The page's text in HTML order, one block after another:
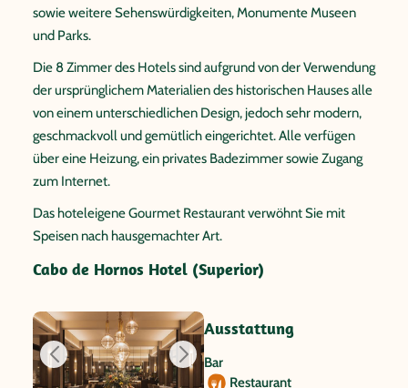
sowie weitere Sehenswürdigkeiten, Monumente Museen
und Parks.
Die 8 Zimmer des Hotels sind aufgrund von der Verwendung
der ursprünglichem Materialien des historischen Hauses alle
von einem unterschiedlichen Design, jedoch sehr modern,
geschmackvoll und gemütlich eingerichtet. Alle verfügen
über eine Heizung, ein privates Badezimmer sowie Zugang
zum Internet.
Das hoteleigene Gourmet Restaurant verwöhnt Sie mit
Speisen nach hausgemachter Art.
Cabo de Hornos Hotel (Superior)
Ausstattung
Bar
Restaurant